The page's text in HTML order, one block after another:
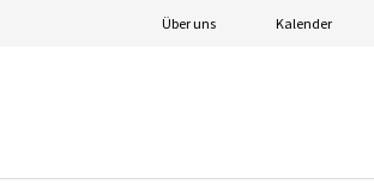
Über uns Kalender